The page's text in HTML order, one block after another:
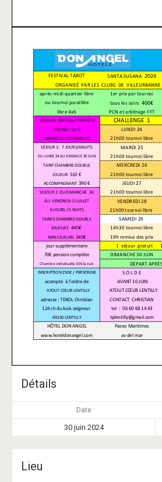
Détails
Date
30 juin 2024
Lieu